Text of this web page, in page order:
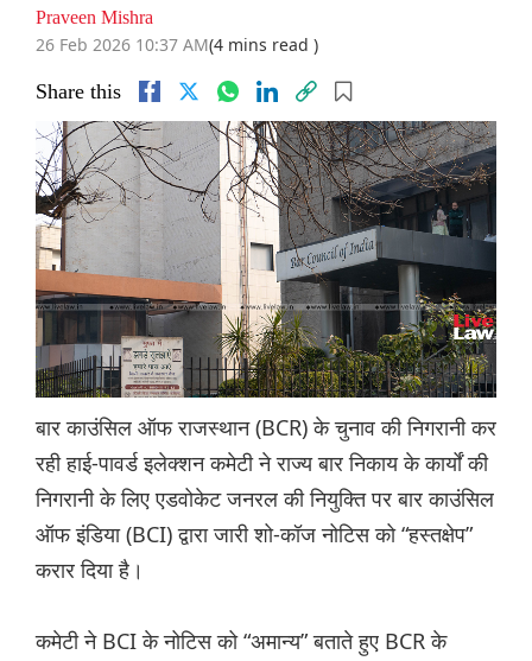
Praveen Mishra
26 Feb 2026 10:37 AM(4 mins read )
Share this
बार काउंसिल ऑफ राजस्थान (BCR) के चुनाव की निगरानी कर
रही हाई-पावर्ड इलेक्शन कमेटी ने राज्य बार निकाय के कार्यों की
निगरानी के लिए एडवोकेट जनरल की नियुक्ति पर बार काउंसिल
ऑफ इंडिया (BCI) द्वारा जारी शो-कॉज नोटिस को “हस्तक्षेप”
करार दिया है।
कमेटी ने BCI के नोटिस को “अमान्य” बताते हुए BCR के